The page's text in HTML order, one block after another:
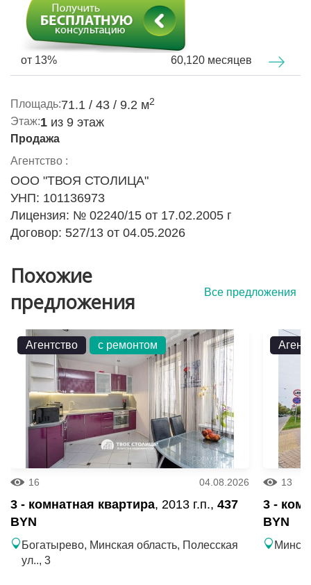
Дом расположен в зелёном, спокойном дворе с
продуманной жилой средой:
ухоженная территория
вместительная гостевая парковка
рядом — несколько паркингов
В пешей доступности —
приятных зелёных массивов района, идеальный для
Инфраструктура и транспорт
Локация формирует высокий уровень повседневного
комфорта:
магазины, рынок
объекты сервиса и повседневной
инфраструктуры
Станция метро «Уручье» — в шаговой доступности,
удобные остановки общественного транспорта
обеспечивают быстрое сообщение со всеми районами
столицы и пригородом.
от 13% 60,120 месяцев
Площадь:71.1 / 43 / 9.2 м2
Этаж:1 из 9 этаж
Продажа
Агентство :
ООО "ТВОЯ СТОЛИЦА"
УНП: 101136973
Лицензия: № 02240/15 от 17.02.2005 г
Договор: 527/13 от 04.05.2026
Похожие
предложения
Все предложения
Агентство с ремонтом
16 04.08.2026
3 - комнатная квартира, 2013 г.п., 437
BYN
Богатырево, Минская область, Полесская
ул.., 3
13
3 -
BYN
Минск,